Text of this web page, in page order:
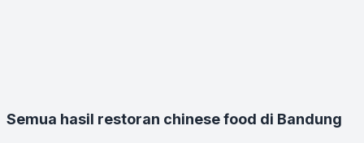
Semua hasil restoran chinese food di Bandung